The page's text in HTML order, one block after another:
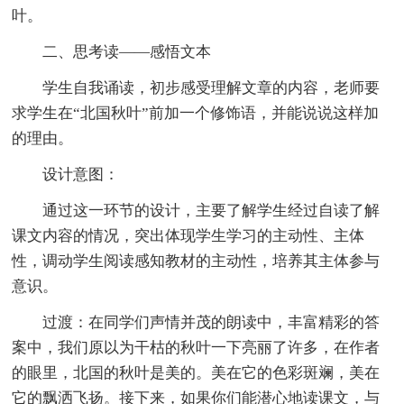
叶。
二、思考读——感悟文本
学生自我诵读，初步感受理解文章的内容，老师要
求学生在“北国秋叶”前加一个修饰语，并能说说这样加
的理由。
设计意图：
通过这一环节的设计，主要了解学生经过自读了解
课文内容的情况，突出体现学生学习的主动性、主体
性，调动学生阅读感知教材的主动性，培养其主体参与
意识。
过渡：在同学们声情并茂的朗读中，丰富精彩的答
案中，我们原以为干枯的秋叶一下亮丽了许多，在作者
的眼里，北国的秋叶是美的。美在它的色彩斑斓，美在
它的飘洒飞扬。接下来，如果你们能潜心地读课文，与